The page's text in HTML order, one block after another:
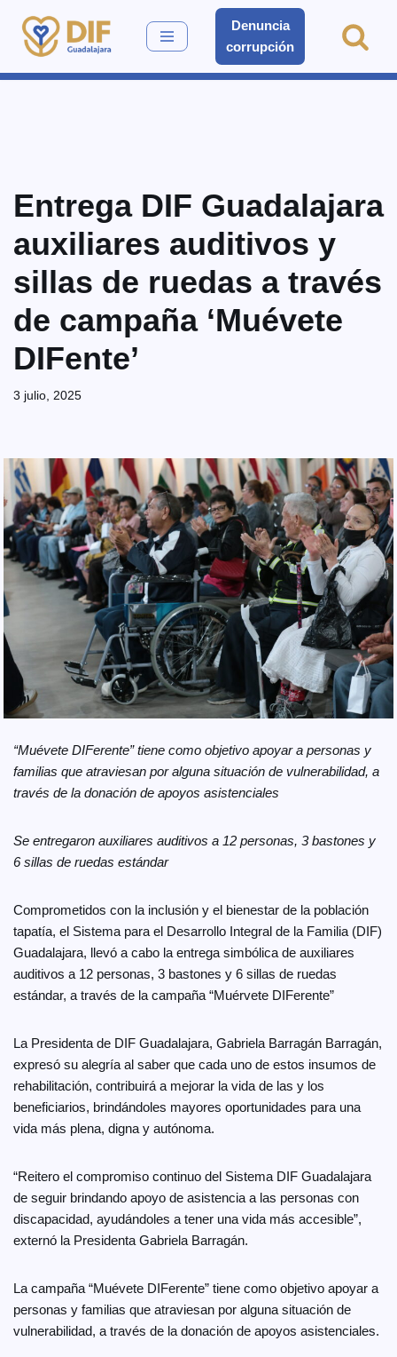
Saltar
Denuncia
corrupción
Entrega DIF Guadalajara
auxiliares auditivos y
sillas de ruedas a través
de campaña ‘Muévete
DIFente’
3 julio, 2025
“Muévete DIFerente” tiene como objetivo apoyar a personas y
familias que atraviesan por alguna situación de vulnerabilidad, a
través de la donación de apoyos asistenciales
Se entregaron auxiliares auditivos a 12 personas, 3 bastones y
6 sillas de ruedas estándar
Comprometidos con la inclusión y el bienestar de la población
tapatía, el Sistema para el Desarrollo Integral de la Familia (DIF)
Guadalajara, llevó a cabo la entrega simbólica de auxiliares
auditivos a 12 personas, 3 bastones y 6 sillas de ruedas
estándar, a través de la campaña “Muérvete DIFerente”
La Presidenta de DIF Guadalajara, Gabriela Barragán Barragán,
expresó su alegría al saber que cada uno de estos insumos de
rehabilitación, contribuirá a mejorar la vida de las y los
beneficiarios, brindándoles mayores oportunidades para una
vida más plena, digna y autónoma.
“Reitero el compromiso continuo del Sistema DIF Guadalajara
de seguir brindando apoyo de asistencia a las personas con
discapacidad, ayudándoles a tener una vida más accesible”,
externó la Presidenta Gabriela Barragán.
La campaña “Muévete DIFerente” tiene como objetivo apoyar a
personas y familias que atraviesan por alguna situación de
vulnerabilidad, a través de la donación de apoyos asistenciales.